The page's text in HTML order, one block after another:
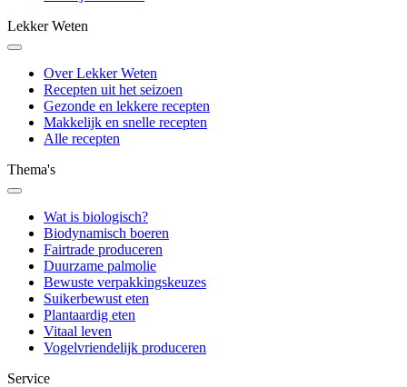
Lekker Weten
Over Lekker Weten
Recepten uit het seizoen
Gezonde en lekkere recepten
Makkelijk en snelle recepten
Alle recepten
Thema's
Wat is biologisch?
Biodynamisch boeren
Fairtrade produceren
Duurzame palmolie
Bewuste verpakkingskeuzes
Suikerbewust eten
Plantaardig eten
Vitaal leven
Vogelvriendelijk produceren
Service